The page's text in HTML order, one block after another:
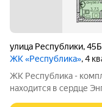
улица Республики,45Б
ЖК «Республика», 4
ЖК Республика -
находится в сердце